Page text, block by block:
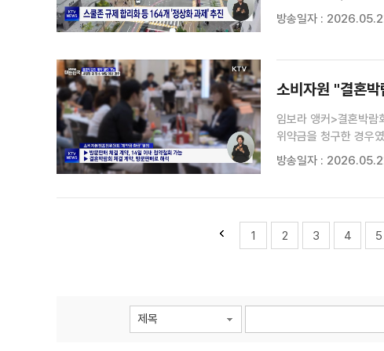
스쿨존 속도 규제.하지
방송일자 :
소비자원 "결혼
임보라 앵커>결혼박
위약금을 청구한 경우
14일 이내 청약철회가
방송일자 :
1 2 3 4 5
제목